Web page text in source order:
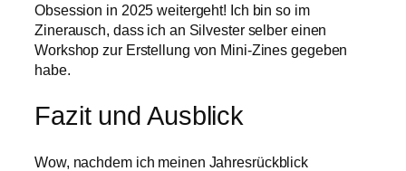
Obsession in 2025 weitergeht! Ich bin so im
Zinerausch, dass ich an Silvester selber einen
Workshop zur Erstellung von Mini-Zines gegeben
habe.
Fazit und Ausblick
Wow, nachdem ich meinen Jahresrückblick